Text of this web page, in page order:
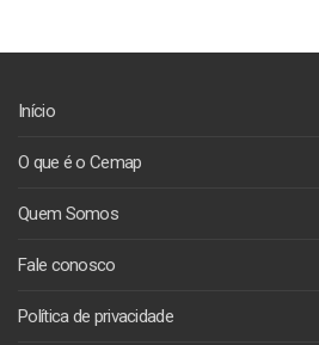
Início
O que é o Cemap
Quem Somos
Fale conosco
Política de privacidade